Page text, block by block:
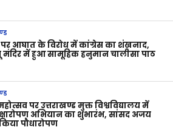
आघात के विरोध में कांग्रेस का शंखनाद,
मंदिर में हुआ सामूहिक हनुमान चालीसा पाठ
पर उत्तराखण्ड मुक्त विश्वविद्यालय में
अभियान का शुभारंभ, सांसद अजय
पौधारोपण